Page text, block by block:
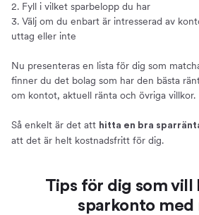
2. Fyll i vilket sparbelopp du har
3. Välj om du enbart är intresserad av
uttag eller inte
Nu presenteras en lista för dig som
finner du det bolag som har den bästa
om kontot, aktuell ränta och övriga villkor.
Så enkelt är det att hitta en bra
att det är helt kostnadsfritt för dig.
Tips för dig som vill
sparkonto med